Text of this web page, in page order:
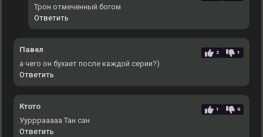
Трон отмеченный богом
Ответить
Павел 2 1
а чего он бухает после каждой серии?)
Ответить
Ктото 1 0
Уурррааааа Тан сан
Ответить